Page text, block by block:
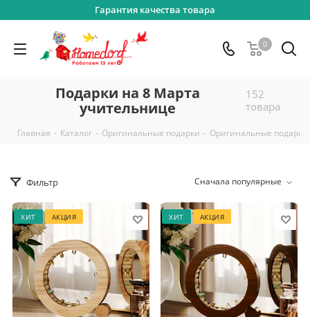
Гарантия качества товара
0
Подарки на 8 Марта
учительнице
152
товара
Главная - Каталог - Оригинальные подарки - Оригинальные
Фильтр Сначала популярные
ХИТ АКЦИЯ ХИТ АКЦИЯ